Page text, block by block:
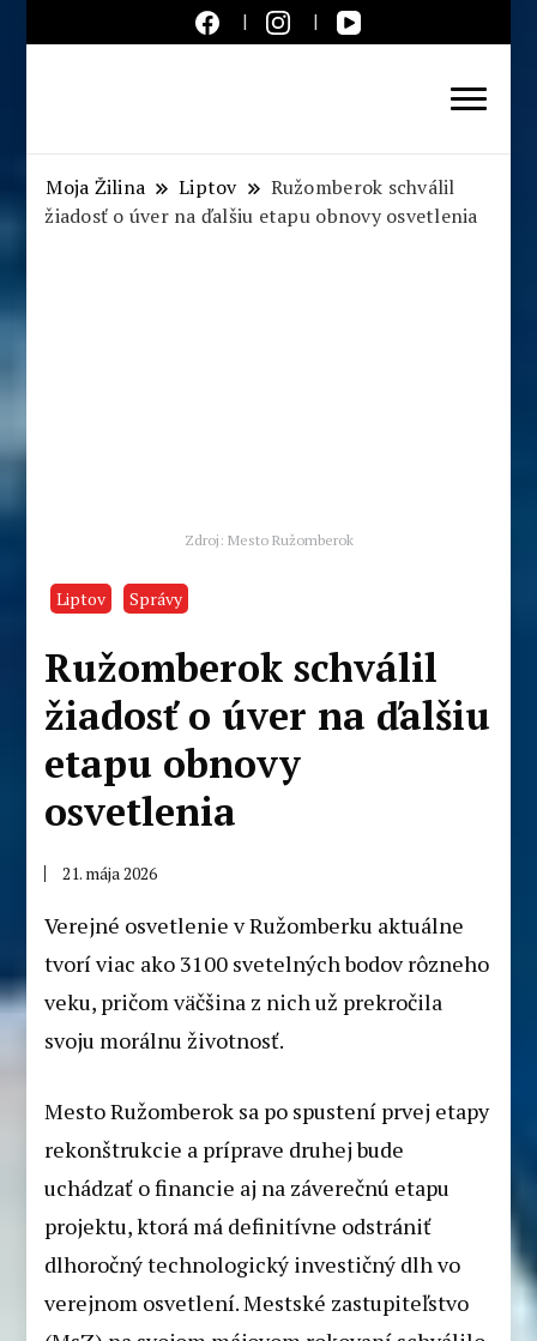
Slovensko
Moja Žilina Liptov
Ružomberok schválil
žiadosť o úver na ďalšiu etapu obnovy osvetlenia
Zdroj: Mesto Ružomberok
Liptov Správy
Ružomberok schválil
žiadosť o úver na ďalšiu
etapu obnovy
osvetlenia
21. mája 2026
Verejné osvetlenie v Ružomberku aktuálne
tvorí viac ako 3100 svetelných bodov rôzneho
veku, pričom väčšina z nich už prekročila
svoju morálnu životnosť.
Mesto Ružomberok sa po spustení prvej etapy
rekonštrukcie a príprave druhej bude
uchádzať o financie aj na záverečnú etapu
projektu, ktorá má definitívne odstrániť
dlhoročný technologický investičný dlh vo
verejnom osvetlení. Mestské zastupiteľstvo